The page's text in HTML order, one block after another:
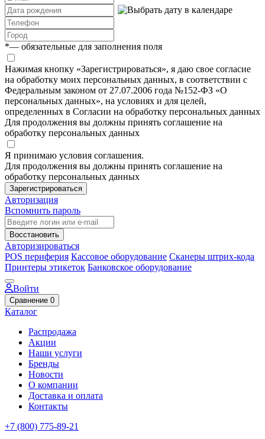
*— обязательные для заполнения поля
Нажимая кнопку «Зарегистрироваться», я даю свое согласие
на обработку моих персональных данных, в соответствии с
Федеральным законом от 27.07.2006 года №152-ФЗ «О
персональных данных», на условиях и для целей,
определенных в Согласии на обработку персональных данных
Для продолжения вы должны принять соглашение на
обработку персональных данных
Я принимаю условия соглашения.
Для продолжения вы должны принять соглашение на
обработку персональных данных
Зарегистрироваться
Авторизация
Вспомнить пароль
Восстановить
Авторизироваться
POS периферия Кассовое оборудование Сканеры штрих-кода
Принтеры этикеток Банковское оборудование
Войти
Сравнение 0
Каталог
Распродажа
Акции
Наши услуги
Бренды
Новости
О компании
Доставка и оплата
Контакты
+7 (800) 775-89-21